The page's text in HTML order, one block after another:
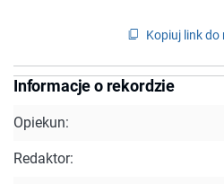
Kopiuj link do
Informacje o rekordzie
Opiekun:
Redaktor: